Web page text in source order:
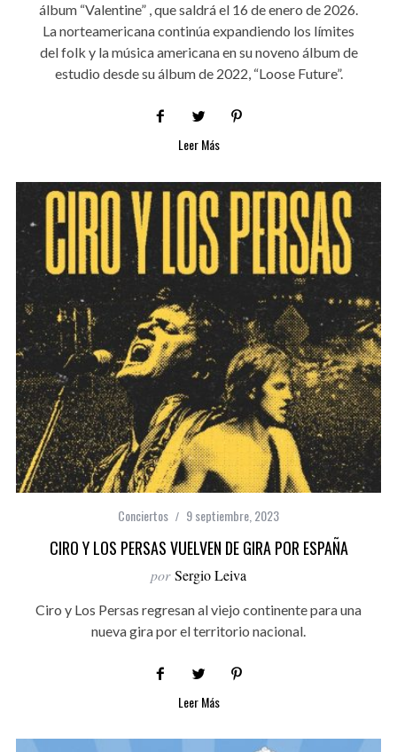
álbum “Valentine” , que saldrá el 16 de enero de 2026.
La norteamericana continúa expandiendo los límites
del folk y la música americana en su noveno álbum de
estudio desde su álbum de 2022, “Loose Future”.
Leer Más
Conciertos 9 septiembre, 2023
CIRO Y LOS PERSAS VUELVEN DE GIRA POR ESPAÑA
por Sergio Leiva
Ciro y Los Persas regresan al viejo continente para una
nueva gira por el territorio nacional.
Leer Más